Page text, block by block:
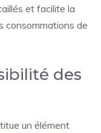
et facilite la
consommations de
des
un élément